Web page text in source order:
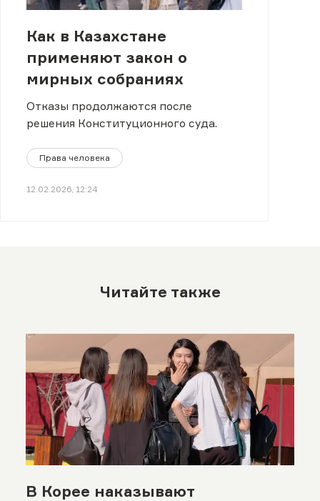
Как в Казахстане
применяют закон о
мирных собраниях
Отказы продолжаются после
решения Конституционного суда.
Права человека
12.02.2026, 12:24
Читайте также
В Корее наказывают